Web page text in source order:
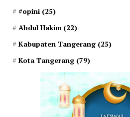
#opini (25)
Abdul Hakim (22)
Kabupaten Tangerang (25)
Kota Tangerang (79)